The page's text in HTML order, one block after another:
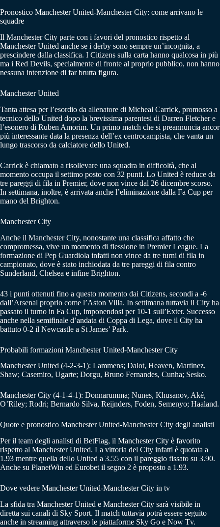
Pronostico Manchester United-Manchester City: come arrivano le
squadre
Il Manchester City parte con i favori del pronostico rispetto al
Manchester United anche se i derby sono sempre un’incognita, a
prescindere dalla classifica. I Citizens sulla carta hanno qualcosa in più
ma i Red Devils, specialmente di fronte al proprio pubblico, non hanno
nessuna intenzione di far brutta figura.
Manchester United
Tanta attesa per l’esordio da allenatore di Micheal Carrick, promosso a
tecnico dello United dopo la brevissima parentesi di Darren Fletcher e
l’esonero di Ruben Amorim. Un primo match che si preannuncia ancor
più interessante data la presenza dell’ex centrocampista, che vanta un
lungo trascorso da calciatore dello United.
Carrick è chiamato a risollevare una squadra in difficoltà, che al
momento occupa il settimo posto con 32 punti. Lo United è reduce da
tre pareggi di fila in Premier, dove non vince dal 26 dicembre scorso.
In settimana, inoltre, è arrivata anche l’eliminazione dalla Fa Cup per
mano del Brighton.
Manchester City
Anche il Manchester City, nonostante una classifica affatto che
compromessa, vive un momento di flessione in Premier League. La
formazione di Pep Guardiola infatti non vince da tre turni di fila in
campionato, dove è stato inchiodata da tre pareggi di fila contro
Sunderland, Chelsea e infine Brighton.
43 i punti ottenuti fino a questo momento dai Citizens, secondi a -6
dall’Arsenal proprio come l’Aston Villa. In settimana tuttavia il City ha
passato il turno in Fa Cup, imponendosi per 10-1 sull’Exter. Successo
anche nella semifinale d’andata di Coppa di Lega, dove il City ha
battuto 0-2 il Newcastle a St James’ Park.
Probabili formazioni Manchester United-Manchester City
Manchester United (4-2-3-1): Lammens; Dalot, Heaven, Martinez,
Shaw; Casemiro, Ugarte; Dorgu, Bruno Fernandes, Cunha; Sesko.
Manchester City (4-1-4-1): Donnarumma; Nunes, Khusanov, Aké,
O’Riley; Rodri; Bernardo Silva, Reijnders, Foden, Semenyo; Haaland.
Quote e pronostico Manchester United-Manchester City degli analisti
Per il team degli analisti di BetFlag, il Manchester City è favorito
rispetto al Manchester United. La vittoria del City infatti è quotata a
1.93 mentre quella dello United a 3.55 con il pareggio fissato su 3.90.
Anche su PlanetWin ed Eurobet il segno 2 è proposto a 1.93.
Dove vedere Manchester United-Manchester City in tv
La sfida tra Manchester United e Manchester City sarà visibile in
diretta sui canali di Sky Sport. Il match tuttavia potrà essere seguito
anche in streaming attraverso le piattaforme Sky Go e Now Tv.